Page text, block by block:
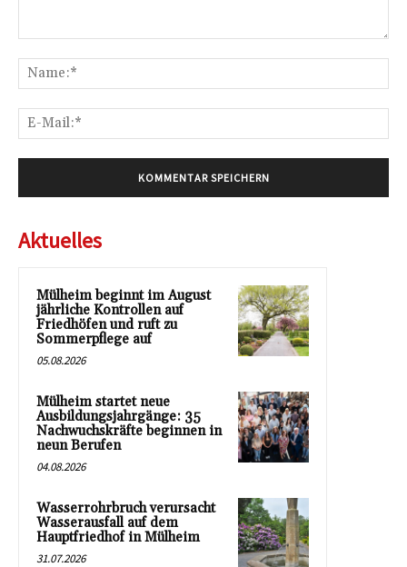
Aktuelles
Mülheim beginnt im August
jährliche Kontrollen auf
Friedhöfen und ruft zu
Sommerpflege auf
05.08.2026
Mülheim startet neue
Ausbildungsjahrgänge: 35
Nachwuchskräfte beginnen in
neun Berufen
04.08.2026
Wasserrohrbruch verursacht
Wasserausfall auf dem
Hauptfriedhof in Mülheim
31.07.2026